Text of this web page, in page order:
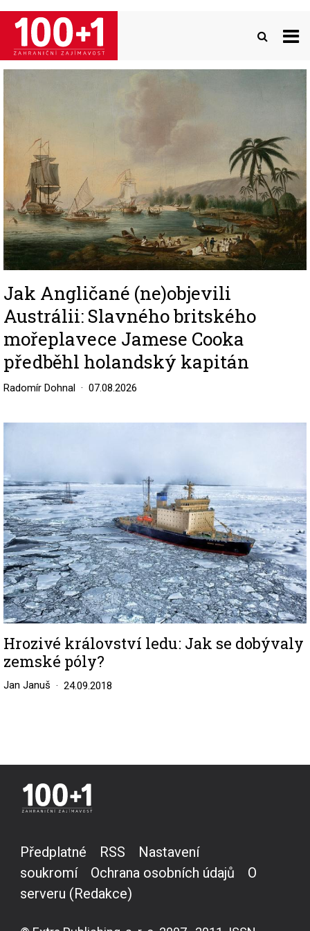
Přejít
hlavnímu
obsahu
Jak Angličané (ne)objevili
Austrálii: Slavného britského
mořeplavece Jamese Cooka
předběhl holandský kapitán
Radomír Dohnal 07.08.2026
Hrozivé království ledu: Jak se dobývaly
zemské póly?
Jan Januš 24.09.2018
Předplatné RSS
Nastavení
soukromí
Ochrana osobních údajů
O
serveru (Redakce)